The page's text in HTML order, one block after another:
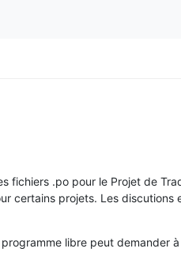
.po pour le Projet de
certains projets. Les discutions
libre peut demander